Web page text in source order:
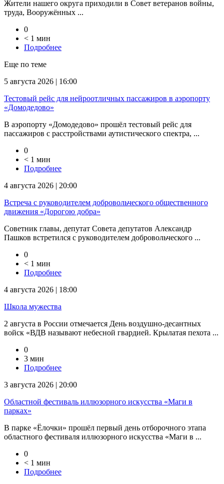
Жители нашего округа приходили в Совет ветеранов войны,
труда, Вооружённых ...
0
< 1 мин
Подробнее
Еще по теме
5 августа 2026 | 16:00
Тестовый рейс для нейроотличных пассажиров в аэропорту
«Домодедово»
В аэропорту «Домодедово» прошёл тестовый рейс для
пассажиров с расстройствами аутистического спектра, ...
0
< 1 мин
Подробнее
4 августа 2026 | 20:00
Встреча с руководителем добровольческого общественного
движения «Дорогою добра»
Советник главы, депутат Совета депутатов Александр
Пашков встретился с руководителем добровольческого ...
0
< 1 мин
Подробнее
4 августа 2026 | 18:00
Школа мужества
2 августа в России отмечается День воздушно-десантных
войск «ВДВ называют небесной гвардией. Крылатая пехота ...
0
3 мин
Подробнее
3 августа 2026 | 20:00
Областной фестиваль иллюзорного искусства «Маги в
парках»
В парке «Ёлочки» прошёл первый день отборочного этапа
областного фестиваля иллюзорного искусства «Маги в ...
0
< 1 мин
Подробнее